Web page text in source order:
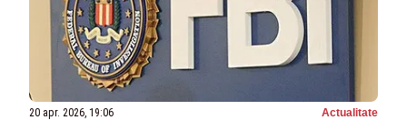
20 apr. 2026, 19:06 Actualitate